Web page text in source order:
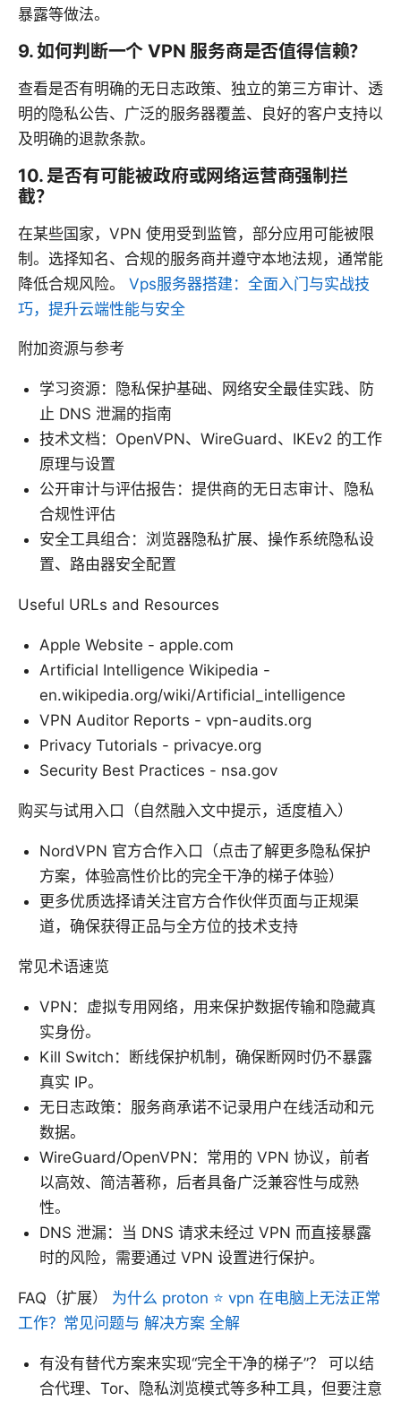
暴露等做法。
9. 如何判断一个 VPN 服务商是否值得信赖？
查看是否有明确的无日志政策、独立的第三方审计、透
明的隐私公告、广泛的服务器覆盖、良好的客户支持以
及明确的退款条款。
10. 是否有可能被政府或网络运营商强制拦
截？
在某些国家，VPN 使用受到监管，部分应用可能被限
制。选择知名、合规的服务商并遵守本地法规，通常能
降低合规风险。 Vps服务器搭建：全面入门与实战技
巧，提升云端性能与安全
附加资源与参考
学习资源：隐私保护基础、网络安全最佳实践、防
止 DNS 泄漏的指南
技术文档：OpenVPN、WireGuard、IKEv2 的工作
原理与设置
公开审计与评估报告：提供商的无日志审计、隐私
合规性评估
安全工具组合：浏览器隐私扩展、操作系统隐私设
置、路由器安全配置
Useful URLs and Resources
Apple Website - apple.com
Artificial Intelligence Wikipedia -
en.wikipedia.org/wiki/Artificial_intelligence
VPN Auditor Reports - vpn-audits.org
Privacy Tutorials - privacye.org
Security Best Practices - nsa.gov
购买与试用入口（自然融入文中提示，适度植入）
NordVPN 官方合作入口（点击了解更多隐私保护
方案，体验高性价比的完全干净的梯子体验）
更多优质选择请关注官方合作伙伴页面与正规渠
道，确保获得正品与全方位的技术支持
常见术语速览
VPN：虚拟专用网络，用来保护数据传输和隐藏真
实身份。
Kill Switch：断线保护机制，确保断网时仍不暴露
真实 IP。
无日志政策：服务商承诺不记录用户在线活动和元
数据。
WireGuard/OpenVPN：常用的 VPN 协议，前者
以高效、简洁著称，后者具备广泛兼容性与成熟
性。
DNS 泄漏：当 DNS 请求未经过 VPN 而直接暴露
时的风险，需要通过 VPN 设置进行保护。
FAQ（扩展） 为什么 proton ⭐ vpn 在电脑上无法正常
工作？常见问题与 解决方案 全解
有没有替代方案来实现“完全干净的梯子”？ 可以结
合代理、Tor、隐私浏览模式等多种工具，但要注意